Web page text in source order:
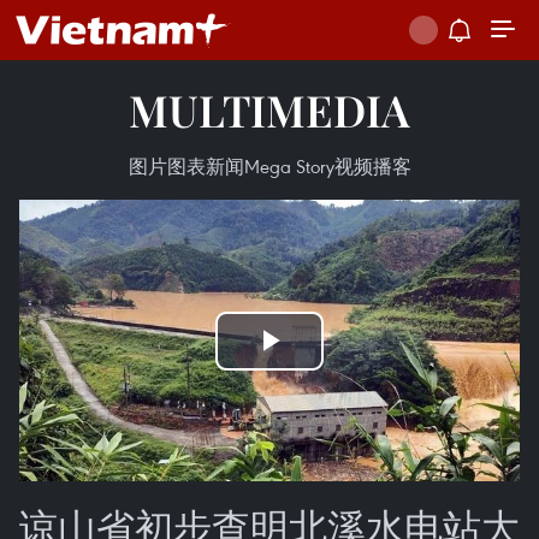
MULTIMEDIA
图片图表新闻Mega Story视频播客
Play
Video
谅山省初步查明北溪水电站大